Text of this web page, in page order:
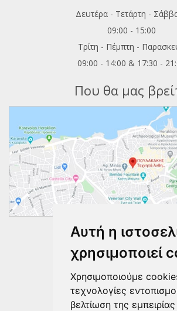
Αυτή η
χρησιμοποιεί
Χρησιμοποιούμε
τεχνολογίες
βελτίωση της
Δευτέρα - Τετάρτη -
09:00 - 15:00
Τρίτη - Πέμπτη -
09:00 - 14:00 & 17:30 -
Που θα μας
Ακολουθήστε